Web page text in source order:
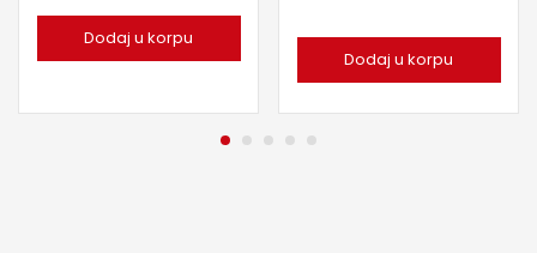
Dodaj u korpu
Dodaj u korpu